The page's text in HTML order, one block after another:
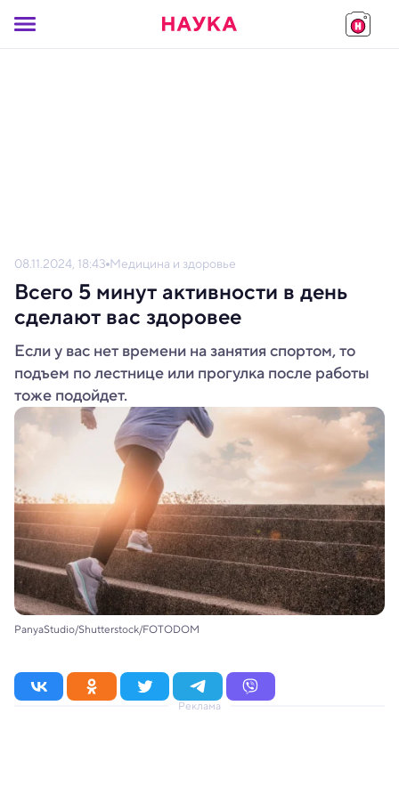
08.11.2024, 18:43 Медицина и здоровье
Всего 5 минут активности в день
сделают вас здоровее
Если у вас нет времени на занятия спортом, то
подъем по лестнице или прогулка после работы
тоже подойдет.
PanyaStudio/Shutterstock/FOTODOM
Реклама